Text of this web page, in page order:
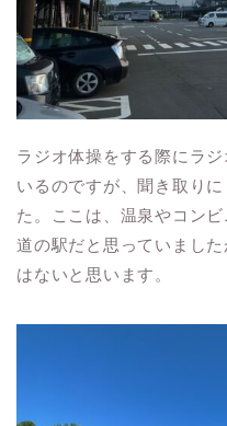
ラジオ体操をする際にラ
いるのですが、聞き取り
た。ここは、温泉やコン
道の駅だと思っていまし
はないと思います。